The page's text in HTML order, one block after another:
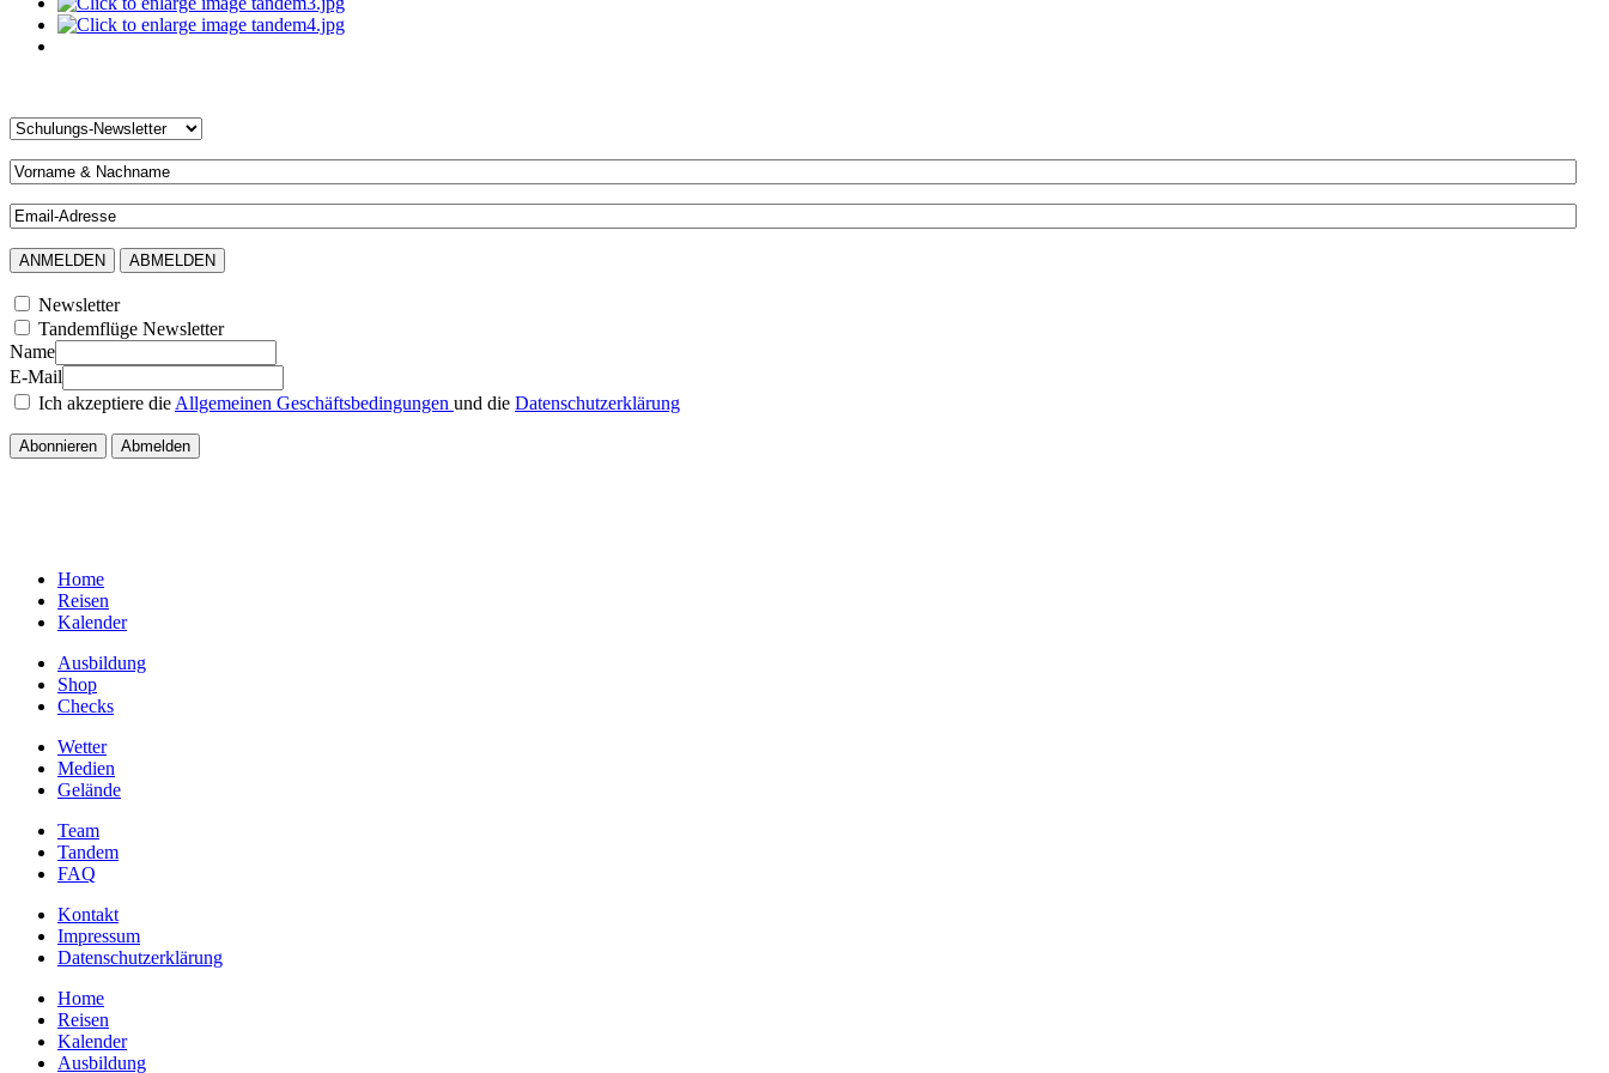
Newsletter
Tandemflüge Newsletter
Name
E-Mail
Ich akzeptiere die Allgemeinen Geschäftsbedingungen und die Datenschutzerklärung
Home
Reisen
Kalender
Ausbildung
Shop
Checks
Wetter
Medien
Gelände
Team
Tandem
FAQ
Kontakt
Impressum
Datenschutzerklärung
Home
Reisen
Kalender
Ausbildung